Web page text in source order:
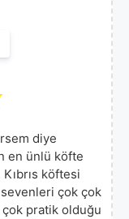
diye
en ünlü köfte
köftesi
çok çok
pratik olduğu